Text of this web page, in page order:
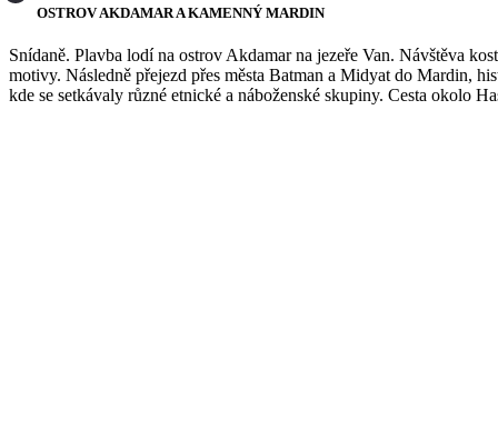
OSTROV AKDAMAR A KAMENNÝ MARDIN
Snídaně. Plavba lodí na ostrov Akdamar na jezeře Van. Návštěva
motivy. Následně přejezd přes města Batman a Midyat do Mardin,
kde se setkávaly různé etnické a náboženské skupiny. Cesta okolo